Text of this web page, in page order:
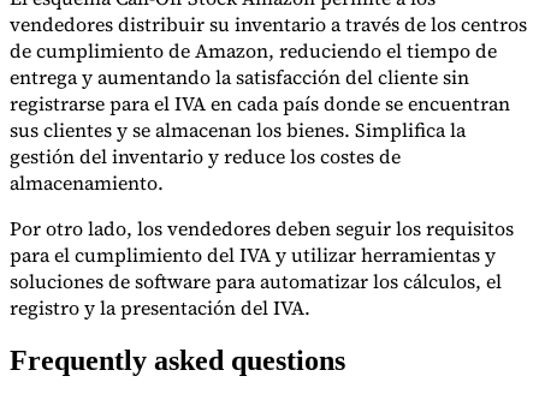
vendedores distribuir su inventario a través de los centros
de cumplimiento de Amazon, reduciendo el tiempo de
entrega y aumentando la satisfacción del cliente sin
registrarse para el IVA en cada país donde se encuentran
sus clientes y se almacenan los bienes. Simplifica la
gestión del inventario y reduce los costes de
almacenamiento.
Por otro lado, los vendedores deben seguir los requisitos
para el cumplimiento del IVA y utilizar herramientas y
soluciones de software para automatizar los cálculos, el
registro y la presentación del IVA.
Frequently asked questions